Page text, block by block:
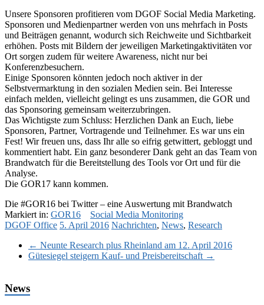
Unsere Sponsoren profitieren vom DGOF Social Media Marketing.
Sponsoren und Medienpartner werden von uns mehrfach in Posts
und Beiträgen genannt, wodurch sich Reichweite und Sichtbarkeit
erhöhen. Posts mit Bildern der jeweiligen Marketingaktivitäten vor
Ort sorgen zudem für weitere Awareness, nicht nur bei
Konferenzbesuchern.
Einige Sponsoren könnten jedoch noch aktiver in der
Selbstvermarktung in den sozialen Medien sein. Bei Interesse
einfach melden, vielleicht gelingt es uns zusammen, die GOR und
das Sponsoring gemeinsam weiterzubringen.
Das Wichtigste zum Schluss: Herzlichen Dank an Euch, liebe
Sponsoren, Partner, Vortragende und Teilnehmer. Es war uns ein
Fest! Wir freuen uns, dass Ihr alle so eifrig getwittert, gebloggt und
kommentiert habt. Ein ganz besonderer Dank geht an das Team von
Brandwatch für die Bereitstellung des Tools vor Ort und für die
Analyse.
Die GOR17 kann kommen.
Die #GOR16 bei Twitter – eine Auswertung mit Brandwatch
Markiert in: GOR16
Social Media Monitoring
DGOF Office 5. April 2016 Nachrichten, News, Research
← Neunte Research plus Rheinland am 12. April 2016
Gütesiegel steigern Kauf- und Preisbereitschaft →
News